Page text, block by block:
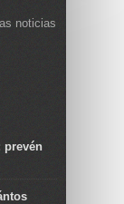
noticias
prevén